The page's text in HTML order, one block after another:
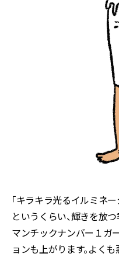
「キラキラ光るイルミネ
というくらい、輝きを放
マンチックナンバー１ガ
ョンも上がります。よく